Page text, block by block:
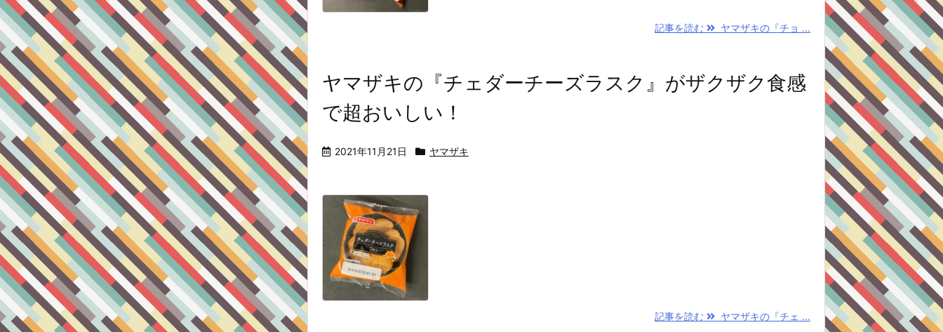
記事を読む ヤマザキの『チョ ...
ヤマザキの『チェダーチーズラスク』がザクザク食感
で超おいしい！
2021年11月21日 ヤマザキ
記事を読む ヤマザキの『チェ ...